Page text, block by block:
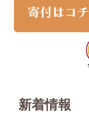
新着情報